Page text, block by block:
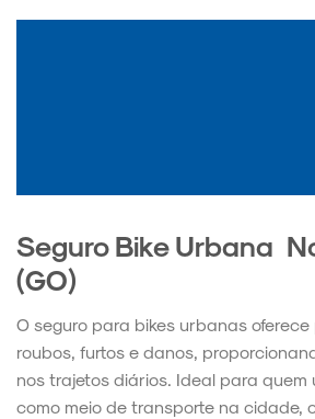
Seguro Bike Urbana
(GO)
O seguro para bikes urbanas
roubos, furtos e danos,
nos trajetos diários. Ideal para quem
como meio de transporte na cidade,